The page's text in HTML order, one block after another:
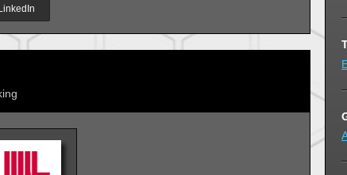
LinkedIn